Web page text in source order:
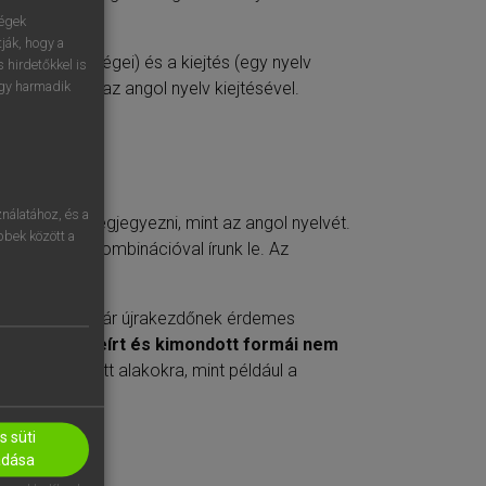
és a kiejtés (egy nyelv
fogsz az angol nyelv kiejtésével.
megjegyezni, mint az angol nyelvét.
vagy betűkombinációval írunk le. Az
– vagy akár újrakezdőnek érdemes
szavak leírt és kimondott formái nem
és kimondott alakokra, mint például a
hogy a
hirdetőkkel is
harmadik
és a
között a
süti